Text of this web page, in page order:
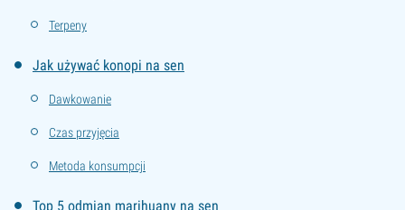
Terpeny
Jak używać konopi na sen
Dawkowanie
Czas przyjęcia
Metoda konsumpcji
Top 5 odmian marihuany na sen